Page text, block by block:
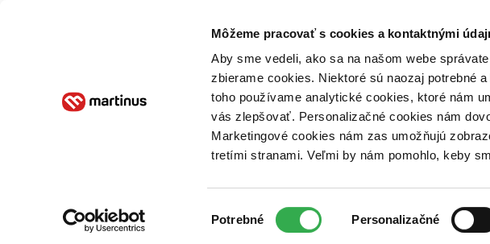
Môžeme pracovať s cookies a kontaktnými
Aby sme vedeli, ako sa na našom webe
zbierame cookies. Niektoré sú naozaj potrebné
toho používame analytické cookies, ktoré nám
vás zlepšovať. Personalizačné cookies nám
Marketingové cookies nám zas umožňujú
tretími stranami. Veľmi by nám pomohlo, keby
súhlasu
Potrebné Personalizačné
Poukážky Kontakt